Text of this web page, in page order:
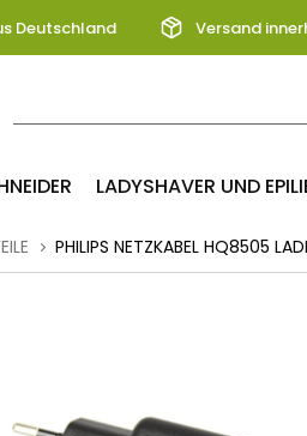
Deutschland Versand
LADYSHAVER UND
PHILIPS NETZKABEL HQ8505